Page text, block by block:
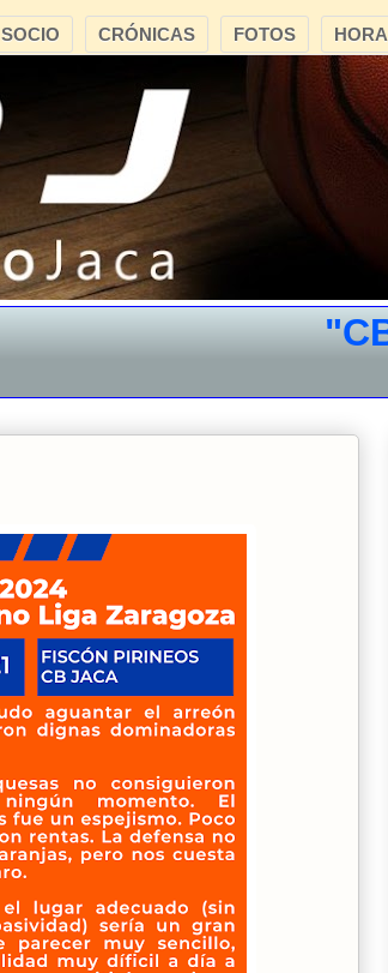
FOTOS
CRÓNICAS
"CB